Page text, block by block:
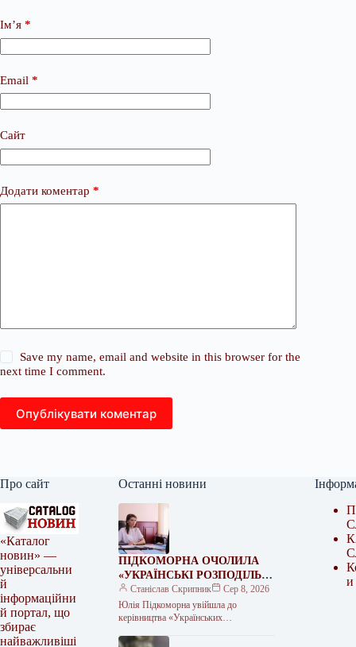
Ім’я *
Email *
Сайт
Додати коментар *
Save my name, email and website in this browser for the
next time I comment.
Опублікувати коментар
Про сайт
«Каталог
новин» —
універсальни
й
інформаційни
й портал, що
збирає
найважливіші
Останні новини
ПІДКОМОРНА ОЧОЛИЛА
«УКРАЇНСЬКІ РОЗПОДІЛЬНІ
МЕРЕЖІ» ПІСЛЯ
«МІНДІЧГЕЙТУ»
Станіслав Скрипник
Сер 8, 2026
Юлія Підкоморна увійшла до
керівництва «Українських
заступниця міністра енергетики Юлія
и